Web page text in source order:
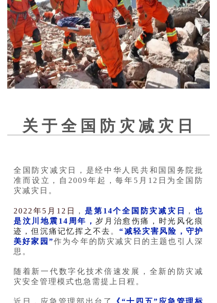
关 于 全 国 防 灾 减 灾 日
全国防灾减灾日，是经中华人民共和国国务院批
准而设立，自2009年起，每年5月12日为全国防
灾减灾日。
2022年5月12日 ，是第14个全国防灾减灾日 ，也
是汶川地震14周年，岁月治愈伤痛，时光风化痕
迹，但沉痛记忆挥之不去。“减轻灾害风险，守护
美好家园”作为今年的防灾减灾日的主题也引人深
思。
随着新一代数字化技术倍速发展，全新的防灾减
灾安全管理模式也急需提上日程。